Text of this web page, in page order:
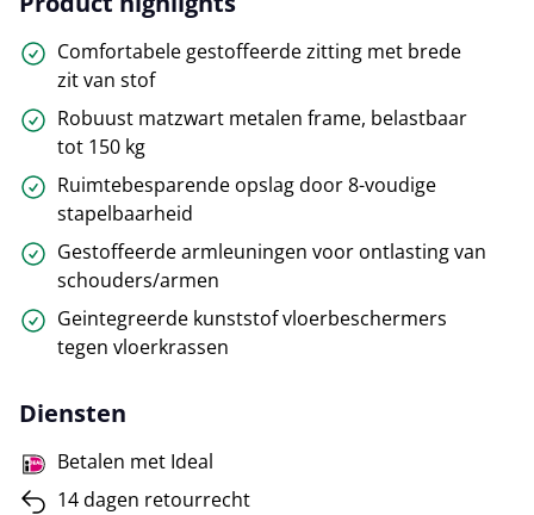
Comfortabele gestoffeerde zitting met brede
zit van stof
Robuust matzwart metalen frame, belastbaar
tot 150 kg
Ruimtebesparende opslag door 8-voudige
stapelbaarheid
Gestoffeerde armleuningen voor ontlasting van
schouders/armen
Geintegreerde kunststof vloerbeschermers
tegen vloerkrassen
Diensten
Betalen met Ideal
14 dagen retourrecht